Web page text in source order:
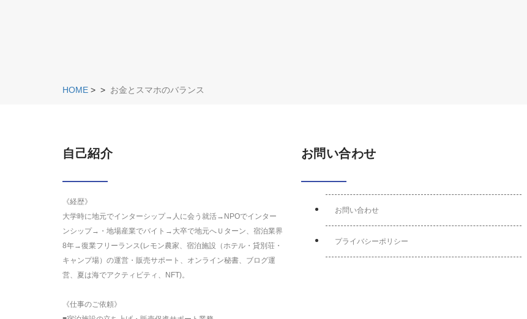
HOME > > お金とスマホのバランス
自己紹介
《経歴》
大学時に地元でインターシップ→人に会う就活→NPOでインター
ンシップ→・地場産業でバイト→大卒で地元へＵターン、宿泊業界
8年→復業フリーランス(レモン農家、宿泊施設（ホテル・貸別荘・
キャンプ場）の運営・販売サポート、オンライン秘書、ブログ運
営、夏は海でアクティビティ、NFT)。
《仕事のご依頼》
お問い合わせ
お問い合わせ
プライバシーポリシー